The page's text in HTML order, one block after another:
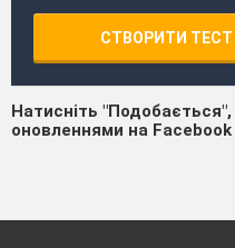
СТВОРИТИ ТЕСТ
Натисніть
оновленнями на Facebook